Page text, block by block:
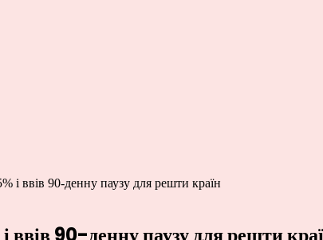
ввів 90-денну паузу для решти країн